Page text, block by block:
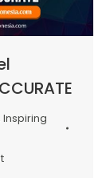
Inspiring